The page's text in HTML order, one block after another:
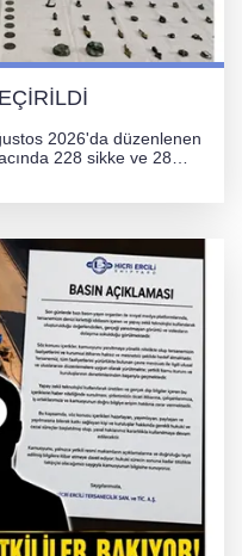
2026'da düzenlenen
228 sikke ve 28